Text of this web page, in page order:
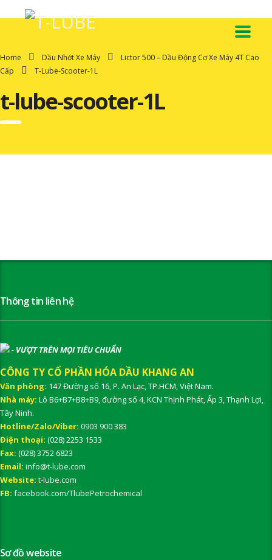
Home Dầu Nhớt Xe Máy
Lictor 500 – Dầu Động Cơ Xe Máy 4T Cao
Cấp
T-Lube-Scooter-1L
t-lube-scooter-1L
Thông tin liên hệ
- VƯỢT TRÊN MỌI TIÊU CHUẨN
CÔNG TY CỔ PHẦN HÓA DẦU KHANG AN
Văn phòng: 147 Đường số 16, P. An Lạc, TP.HCM, Việt Nam.
Nhà máy: Lô B6+B7+B8+B9, đường số 4, KCN Thịnh Phát, Ấp 3, Thạnh Lợi,
Tây Ninh.
Hotline/Zalo/Viber: 0903 900 383
Điện thoại: (028) 2253 1533
Fax: (028) 3752 6823
Email: info@t-lube.com
Website: t-lube.com
FB: facebook.com/TlubePetrochemical
Sơ đồ website